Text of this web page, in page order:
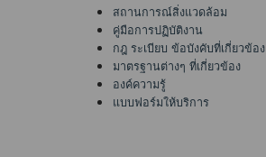
สถานการณ์สิ่งแวดล้อม
คู่มือการปฏิบัติงาน
กฎ ระเบียบ ข้อบังคับที่เกี่ยวข้อง
มาตรฐานต่างๆ ที่เกี่ยวข้อง
องค์ความรู้
แบบฟอร์มให้บริการ